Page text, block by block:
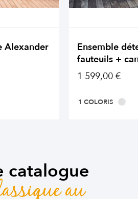
Alexander
Ensemble
fauteuils +
1 599,00 €
1 COLORIS
catalogue
au